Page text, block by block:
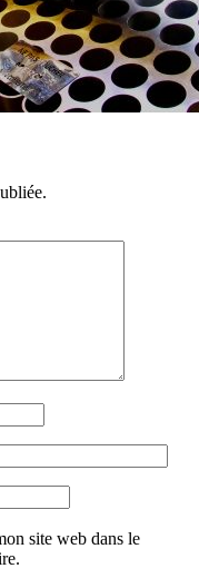
site web dans le